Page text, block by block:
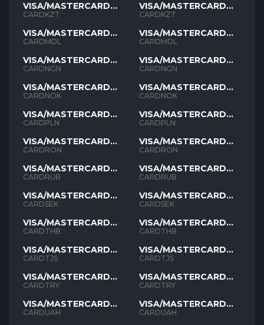
VISA/MASTERCARD
KZT
CARDKZT
VISA/MASTERCARD
MDL
CARDMDL
VISA/MASTERCARD
NGN
CARDNGN
VISA/MASTERCARD
NOK
CARDNOK
VISA/MASTERCARD
PLN
CARDPLN
VISA/MASTERCARD
RON
CARDRON
VISA/MASTERCARD
RUB
CARDRUB
VISA/MASTERCARD
SEK
CARDSEK
VISA/MASTERCARD
THB
CARDTHB
VISA/MASTERCARD
TJS
CARDTJS
VISA/MASTERCARD
TYR
CARDTRY
VISA/MASTERCARD
UAH
CARDUAH
VISA/MASTERCARD
KZT
CARDKZT
VISA/MASTERCARD
MDL
CARDMDL
VISA/MASTERCARD
NGN
CARDNGN
VISA/MASTERCARD
NOK
CARDNOK
VISA/MASTERCARD
PLN
CARDPLN
VISA/MASTERCARD
RON
CARDRON
VISA/MASTERCARD
RUB
CARDRUB
VISA/MASTERCARD
SEK
CARDSEK
VISA/MASTERCARD
THB
CARDTHB
VISA/MASTERCARD
TJS
CARDTJS
VISA/MASTERCARD
TYR
CARDTRY
VISA/MASTERCARD
UAH
CARDUAH